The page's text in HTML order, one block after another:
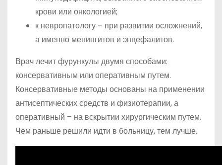
крови или онкологией;
к невропатологу – при развитии осложнений,
а именно менингитов и энцефалитов.
Врач лечит фурункулы двумя способами:
консервативным или оперативным путем.
Консервативные методы основаны на применении
антисептических средств и физиотерапии, а
оперативный – на вскрытии хирургическим путем.
Чем раньше решили идти в больницу, тем лучше.